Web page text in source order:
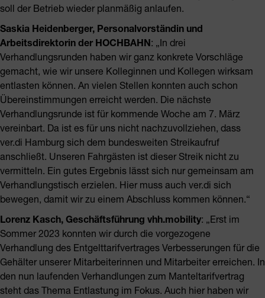
soll der Betrieb wieder planmäßig anlaufen.
Saskia Heidenberger, Personalvorständin und
Arbeitsdirektorin der HOCHBAHN: „In drei
Verhandlungsrunden haben wir ganz konkrete Vorschläge
gemacht, wie wir unsere Kolleginnen und Kollegen wirksam
entlasten können. An vielen Stellen konnten auch schon
Übereinstimmungen erreicht werden. Die nächste
Verhandlungsrunde ist für kommende Woche am 7. März
vereinbart. Da ist es für uns nicht nachzuvollziehen, dass
ver.di Hamburg sich dem bundesweiten Streikaufruf
anschließt. Unseren Fahrgästen ist dieser Streik nicht zu
vermitteln. Ein gutes Ergebnis lässt sich nur gemeinsam am
Verhandlungstisch erzielen. Hier muss auch ver.di sich
bewegen, damit wir zu einem Abschluss kommen können.“
Lorenz Kasch, Geschäftsführung vhh.mobility: „Erst im
Sommer 2023 konnten wir durch die vorgezogene
Verhandlung des Entgelttarifvertrages Verbesserungen für die
Gehälter unserer Mitarbeiterinnen und Mitarbeiter erreichen. In
den nun laufenden Verhandlungen zum Manteltarifvertrag
steht das Thema Entlastung im Fokus. Auch hier haben wir